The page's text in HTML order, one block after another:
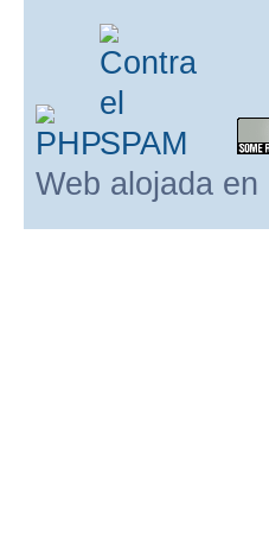
Web alojada en